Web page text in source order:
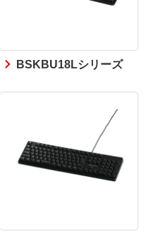
BSKBU18Lシリーズ